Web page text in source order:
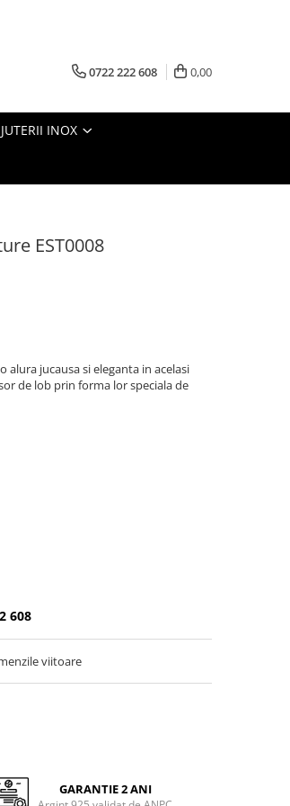
0722 222 608 0,00
INOX
EST0008
alura jucausa si eleganta in acelasi
de lob prin forma lor speciala de
608
viitoare
GARANTIE 2 ANI